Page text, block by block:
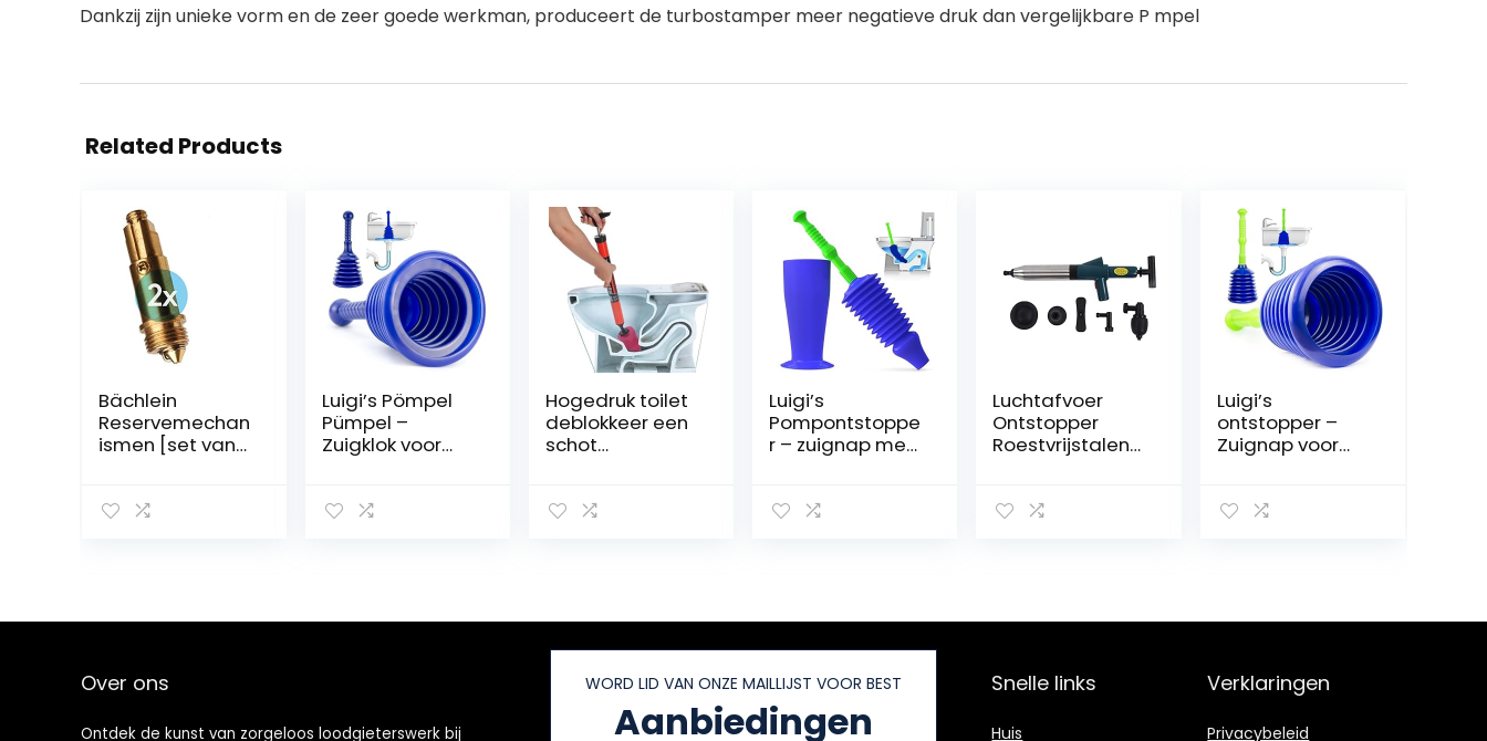
Dankzij zijn unieke vorm en de zeer goede werkman, produceert de turbostamper meer negatieve druk dan vergelijkbare P mpel
Related Products
Bächlein
Reservemechan
ismen [set van
afvoergarnituur
80.000 cycli
Luigi’s Pömpel
Pümpel –
Zuigklok voor
toiletten,
grote balg
Hogedruk toilet
deblokkeer een
schot
luchtafvoer
multifunctionele
hogedruk
badkamer
keuken badkuip
Luigi’s
Pompontstoppe
r – zuignap met
maximale
afvoer
Luchtafvoer
Ontstopper
Roestvrijstalen
Pijp
Wastafel
Luigi’s
ontstopper –
Zuignap voor
ontstopper voor
Over ons
Ontdek de kunst van zorgeloos loodgieterswerk bij
WORD LID VAN ONZE MAILLIJST VOOR BEST
Aanbiedingen
Snelle links
Huis
Verklaringen
Privacybeleid